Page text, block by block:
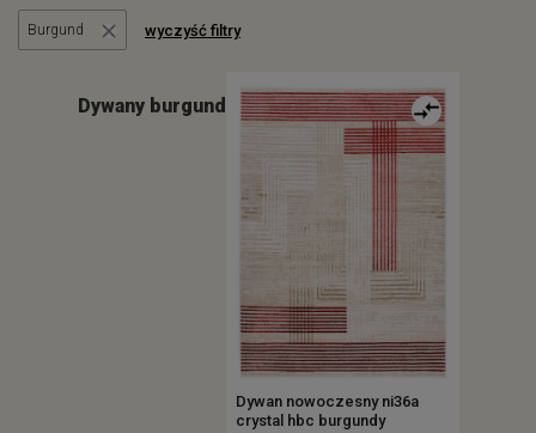
Burgund wyczyść filtry
Dywany burgund
Dywan nowoczesny ni36a
crystal hbc burgundy